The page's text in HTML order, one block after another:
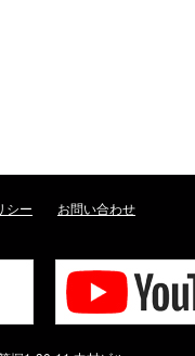
シー お問い合わせ